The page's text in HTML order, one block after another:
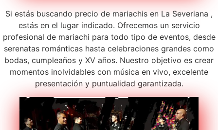
Si estás buscando precio de mariachis en La Severiana ,
estás en el lugar indicado. Ofrecemos un servicio
profesional de mariachi para todo tipo de eventos, desde
serenatas románticas hasta celebraciones grandes como
bodas, cumpleaños y XV años. Nuestro objetivo es crear
momentos inolvidables con música en vivo, excelente
presentación y puntualidad garantizada.